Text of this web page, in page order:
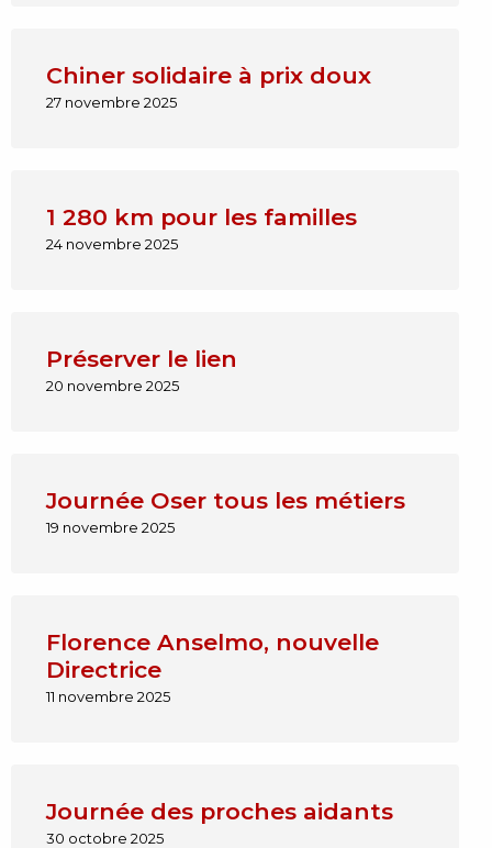
Chiner solidaire à prix doux
27 novembre 2025
1 280 km pour les familles
24 novembre 2025
Préserver le lien
20 novembre 2025
Journée Oser tous les métiers
19 novembre 2025
Florence Anselmo, nouvelle
Directrice
11 novembre 2025
Journée des proches aidants
30 octobre 2025